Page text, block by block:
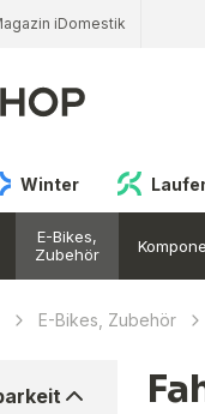
iDomestik
Winter
E-Bikes,
Zubehör
E-Bikes, Zubehör